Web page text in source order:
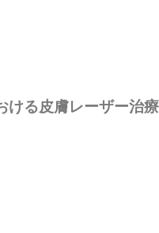
ける皮膚レーザー治療